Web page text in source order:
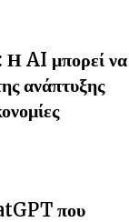
Η AI μπορεί να
ανάπτυξης
που